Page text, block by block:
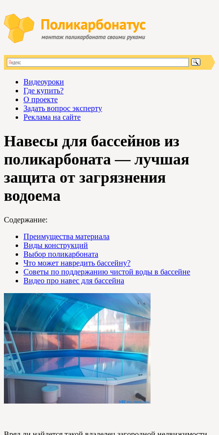
Видеоуроки
Где купить?
О проекте
Задать вопрос эксперту
Реклама на сайте
Навесы для бассейнов из
поликарбоната — лучшая
защита от загрязнения
водоема
Содержание:
Преимущества материала
Виды конструкций
Выбор поликарбоната
Что может навредить бассейну?
Советы по поддержанию чистой воды в бассейне
Видео про навес для бассейна